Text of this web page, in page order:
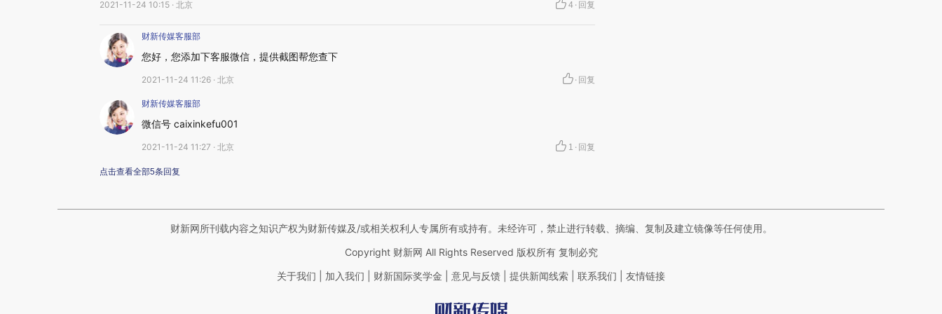
2021-11-24 10:15 · 北京 4 · 回复
财新传媒客服部
您好，您添加下客服微信，提供截图帮您查下
2021-11-24 11:26 · 北京 · 回复
财新传媒客服部
微信号 caixinkefu001
2021-11-24 11:27 · 北京 1 · 回复
点击查看全部5条回复
财新网所刊载内容之知识产权为财新传媒及/或相关权利人专属所有或持有。未经许可，禁止进行转载、摘编、复制及建立镜像等任何使用。
Copyright 财新网 All Rights Reserved 版权所有 复制必究
关于我们 加入我们 财新国际奖学金 意见与反馈 提供新闻线索 联系我们 友情链接